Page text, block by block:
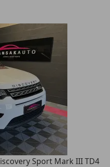
Sport Mark III TD4